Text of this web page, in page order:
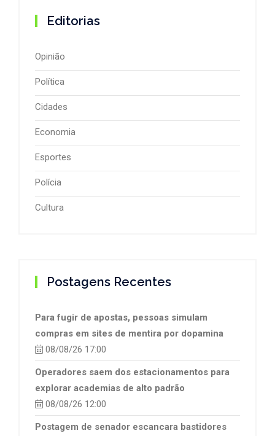
Editorias
Opinião
Política
Cidades
Economia
Esportes
Polícia
Cultura
Postagens Recentes
Para fugir de apostas, pessoas simulam
compras em sites de mentira por dopamina
08/08/26 17:00
Operadores saem dos estacionamentos para
explorar academias de alto padrão
08/08/26 12:00
Postagem de senador escancara bastidores